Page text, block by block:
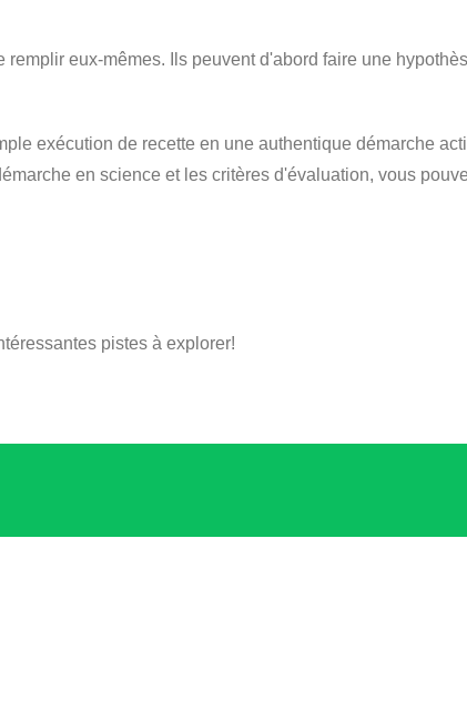
eux-mêmes. Ils peuvent d'abord faire une
exécution de recette en une authentique démarche
en science et les critères d'évaluation, vous
pistes à explorer!